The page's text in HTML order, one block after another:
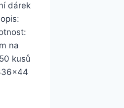
dárek
na
kusů